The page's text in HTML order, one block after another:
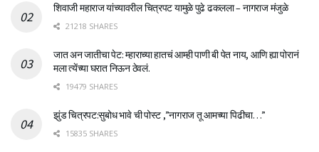
शिवाजी महाराज यांच्यावरील चित्रपट यामुळे पुढे ढकलला – नागराज मंजुळे
21218 SHARES
जात अन जातीचा पेट: म्हाराच्या हातचं आम्ही पाणी बी पेत नाय, आणि ह्या पोरानं
मला त्येंच्या घरात निऊन ठेवलं.
19479 SHARES
झुंड चित्रपट:सुबोध भावे ची पोस्ट ,”नागराज तू आमच्या पिढीचा…”
15835 SHARES